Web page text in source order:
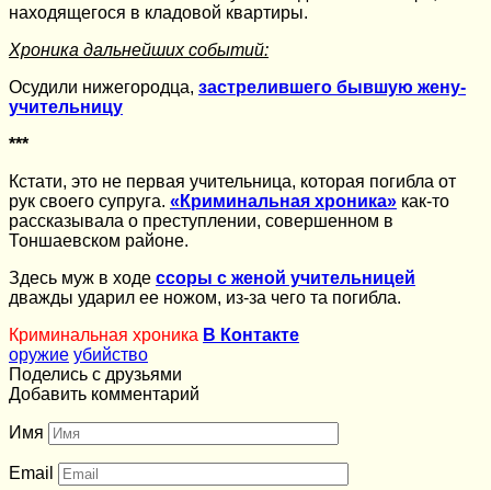
находящегося в кладовой квартиры.
Хроника дальнейших событий:
Осудили нижегородца, застрелившего бывшую жену-
учительницу
***
Кстати, это не первая учительница, которая погибла от
рук своего супруга. «Криминальная хроника» как-то
рассказывала о преступлении, совершенном в
Тоншаевском районе.
Здесь муж в ходе ссоры с женой учительницей
дважды ударил ее ножом, из-за чего та погибла.
Криминальная хроника В Контакте
оружие убийство
Поделись с друзьями
Добавить комментарий
Имя
Email